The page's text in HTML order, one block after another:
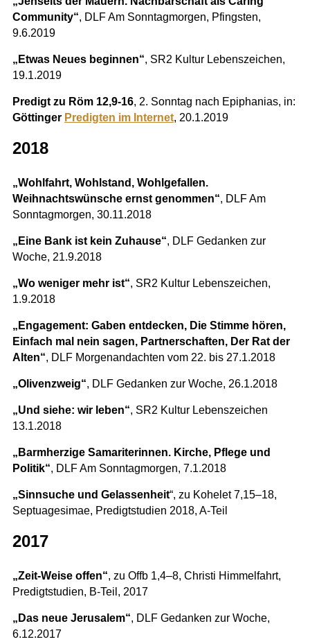
Community“, DLF Am Sonntagmorgen, Pfingsten,
9.6.2019
„Etwas Neues beginnen“, SR2 Kultur Lebenszeichen,
19.1.2019
Predigt zu Röm 12,9-16, 2. Sonntag nach Epiphanias, in:
Göttinger Predigten im Internet, 20.1.2019
2018
„Wohlfahrt, Wohlstand, Wohlgefallen.
Weihnachtswünsche ernst genommen“, DLF Am
Sonntagmorgen, 30.11.2018
„Eine Bank ist kein Zuhause“, DLF Gedanken zur
Woche, 21.9.2018
„Wo weniger mehr ist“, SR2 Kultur Lebenszeichen,
1.9.2018
„Engagement: Gaben entdecken, Die Stimme hören,
Einfach mal nein sagen, Partnerschaften, Der Rat der
Alten“, DLF Morgenandachten vom 22. bis 27.1.2018
„Olivenzweig“, DLF Gedanken zur Woche, 26.1.2018
„Und siehe: wir leben“, SR2 Kultur Lebenszeichen
13.1.2018
„Barmherzige Samariterinnen. Kirche, Pflege und
Politik“, DLF Am Sonntagmorgen, 7.1.2018
„Sinnsuche und Gelassenheit“, zu Kohelet 7,15–18,
Septuagesimae, Predigtstudien 2018, A-Teil
2017
„Zeit-Weise offen“, zu Offb 1,4–8, Christi Himmelfahrt,
Predigtstudien, B-Teil, 2017
„Das neue Jerusalem“, DLF Gedanken zur Woche,
6.12.2017